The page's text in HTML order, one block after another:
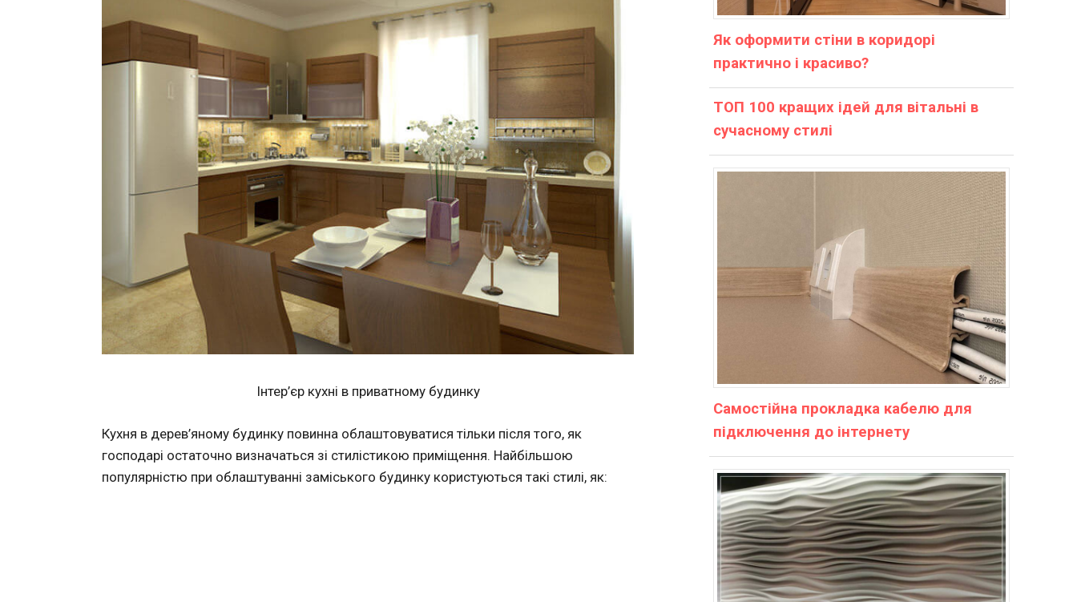
Інтер’єр кухні в приватному будинку
Кухня в дерев’яному будинку повинна облаштовуватися тільки після того, як
господарі остаточно визначаться зі стилістикою приміщення. Найбільшою
популярністю при облаштуванні заміського будинку користуються такі стилі, як:
Як оформити стіни в коридорі
практично і красиво?
ТОП 100 кращих ідей для вітальні в
сучасному стилі
Самостійна прокладка кабелю для
підключення до інтернету